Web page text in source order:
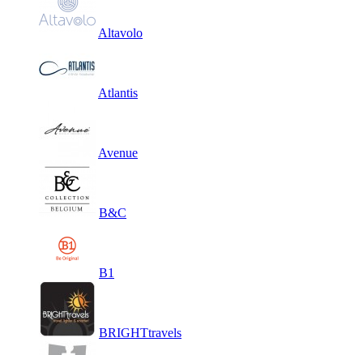
Altavolo
Atlantis
Avenue
B&C
B1
BRIGHTtravels